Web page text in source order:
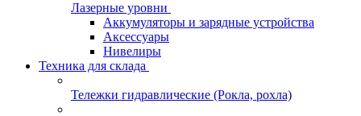
Лазерные уровни
Аккумуляторы и зарядные устройства
Аксессуары
Нивелиры
Техника для склада
Тележки гидравлические (Рокла, рохла)